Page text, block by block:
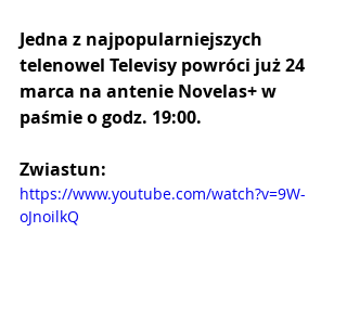
Jedna z najpopularniejszych
telenowel Televisy powróci już 24
marca na antenie Novelas+ w
paśmie o godz. 19:00.
Zwiastun:
https://www.youtube.com/watch?v=9W-
oJnoilkQ